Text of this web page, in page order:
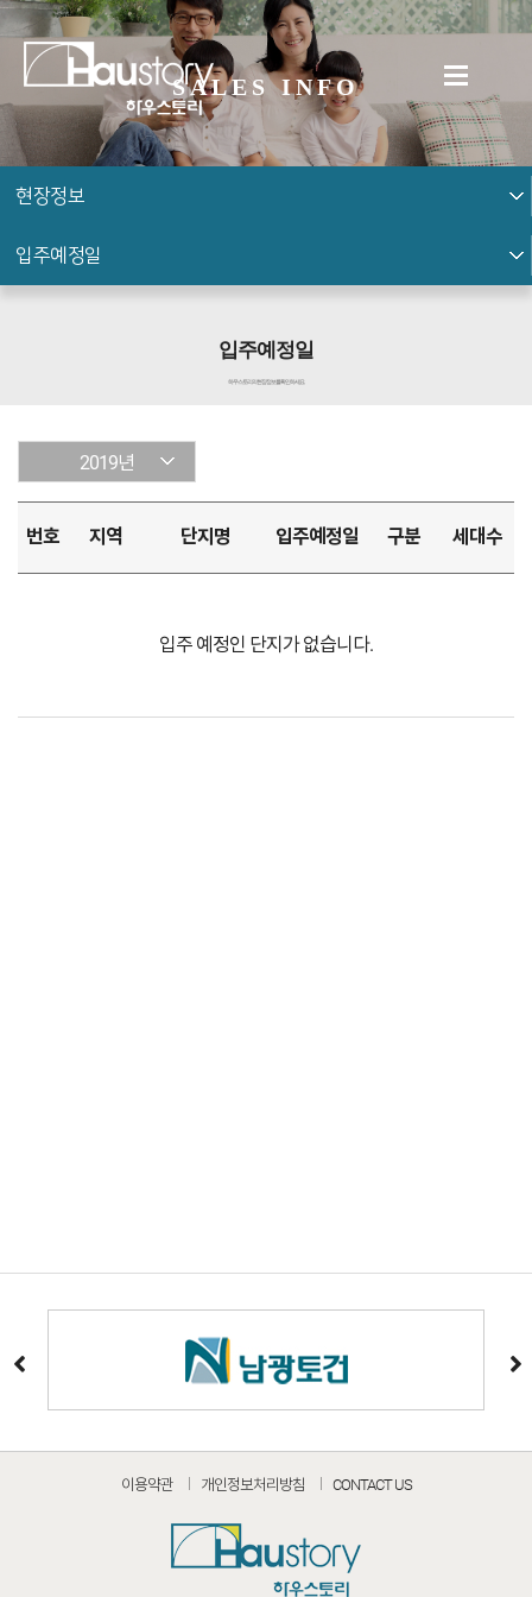
SALES INFO
현장정보
입주예정일
입주예정일
하우스토리의 현장 정보를 확인하세요.
2019년
번호 지역 단지명 입주예정일 구분 세대수
입주 예정인 단지가 없습니다.
이용약관 개인정보처리방침 CONTACT US